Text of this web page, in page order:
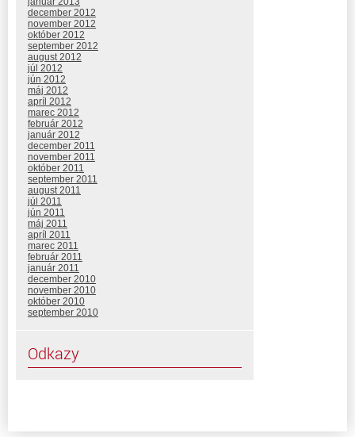
december 2012
november 2012
október 2012
september 2012
august 2012
júl 2012
jún 2012
máj 2012
apríl 2012
marec 2012
február 2012
január 2012
december 2011
november 2011
október 2011
september 2011
august 2011
júl 2011
jún 2011
máj 2011
apríl 2011
marec 2011
február 2011
január 2011
december 2010
november 2010
október 2010
september 2010
Odkazy